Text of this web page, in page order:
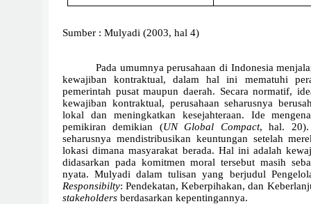
Sumber : Mulyadi (2003, hal 4)
Pada umumnya perusahaan di Indonesia
kewajiban kontraktual, dalam hal ini mematuhi
pemerintah pusat maupun daerah. Secara normatif,
kewajiban kontraktual, perusahaan seharusnya
lokal dan meningkatkan kesejahteraan. Ide
pemikiran demikian (UN Global Compact, hal. 20).
seharusnya mendistribusikan keuntungan setelah
lokasi dimana masyarakat berada. Hal ini adalah
didasarkan pada komitmen moral tersebut masih
nyata. Mulyadi dalam tulisan yang berjudul
Responsibilty: Pendekatan, Keberpihakan, dan
stakeholders berdasarkan kepentingannya.